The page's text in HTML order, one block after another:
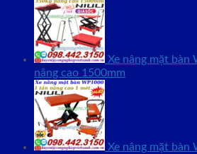
Xe nâng mặt bàn
nâng cao 1500mm
Xe nâng mặt bàn